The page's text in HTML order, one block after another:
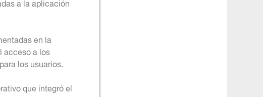
a la aplicación
en la
acceso a los
los usuarios.
que integró el